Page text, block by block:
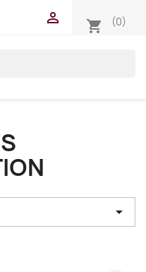
shopping_cart (0)

